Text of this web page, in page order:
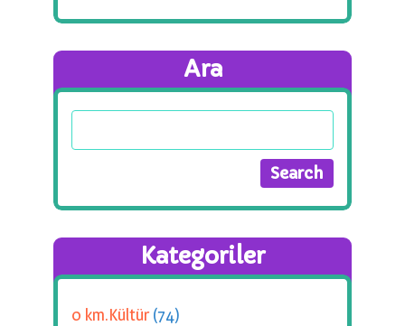
Ara
Kategoriler
0 km.Kültür(74)